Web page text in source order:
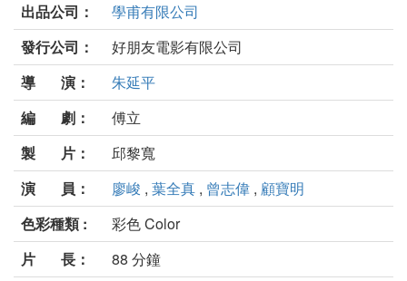
出品公司：
學甫有限公司
發行公司：
好朋友電影有限公司
導 演：
朱延平
編 劇：
傅立
製 片：
邱黎寬
演 員：
廖峻 , 葉全真 , 曾志偉 , 顧寶明
色彩種類 :
彩色 Color
片 長：
88 分鐘